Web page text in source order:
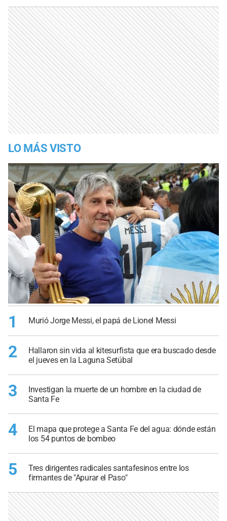
LO MÁS VISTO
1 Murió Jorge Messi, el papá de Lionel Messi
2
Hallaron sin vida al kitesurfista que era buscado desde
el jueves en la Laguna Setúbal
3
Investigan la muerte de un hombre en la ciudad de
Santa Fe
4
El mapa que protege a Santa Fe del agua: dónde están
los 54 puntos de bombeo
5
Tres dirigentes radicales santafesinos entre los
firmantes de "Apurar el Paso"